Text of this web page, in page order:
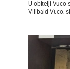
U obitelji Vuco
Vilibald Vuco,